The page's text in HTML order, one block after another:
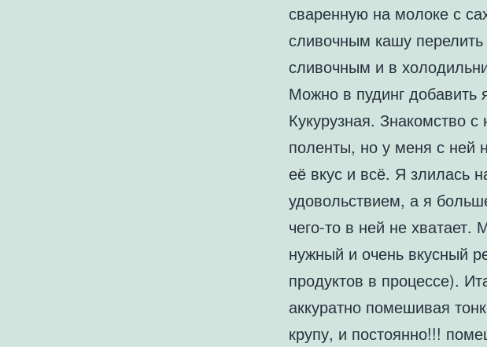
сваренную на молоке с
сливочным кашу
сливочным и в
Можно в пудинг добавить
Кукурузная. Знакомство
поленты, но у меня с ней
её вкус и всё. Я злилась
удовольствием, а я
чего-то в ней не
нужный и очень вкусный
продуктов в процессе).
аккуратно помешивая
крупу, и постоянно!!!